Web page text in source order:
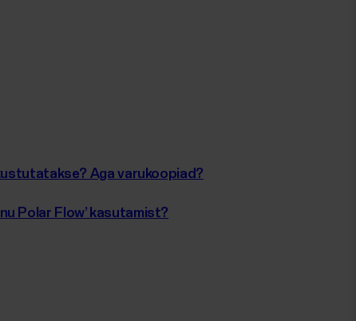
Aga varukoopiad?
Polar Flow’ kasutamist?